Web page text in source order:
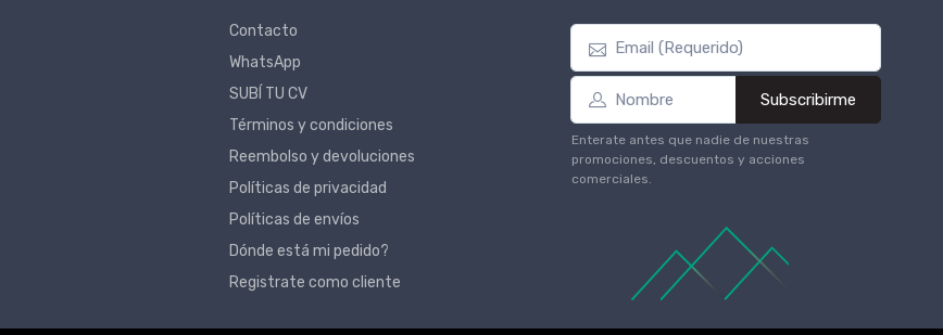
Contacto
WhatsApp
SUBÍ TU CV
Términos y condiciones
Reembolso y devoluciones
Políticas de privacidad
Políticas de envíos
Dónde está mi pedido?
Registrate como cliente
Subscribirme
Enterate antes que nadie de nuestras
promociones, descuentos y acciones
comerciales.